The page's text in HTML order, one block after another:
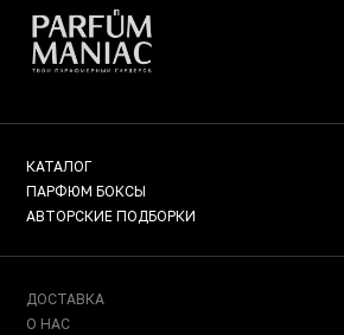
КАТАЛОГ
ПАРФЮМ БОКСЫ
АВТОРСКИЕ ПОДБОРКИ
ДОСТАВКА
О НАС